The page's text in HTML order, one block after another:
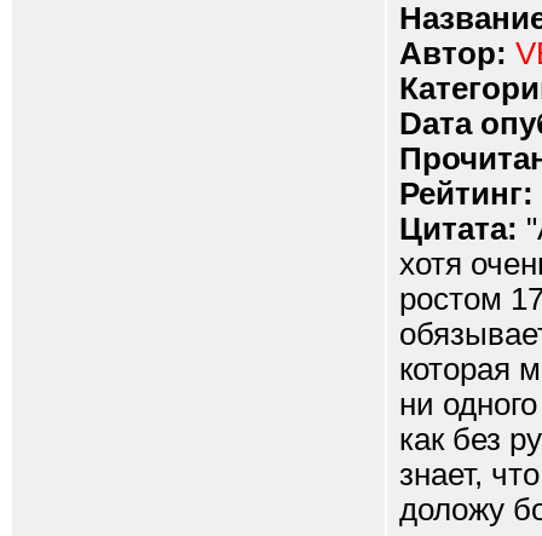
Автор:
Dата
Рейтинг:
Цитата:
хотя
ростом
которая
ни
как без
знает,
доложу